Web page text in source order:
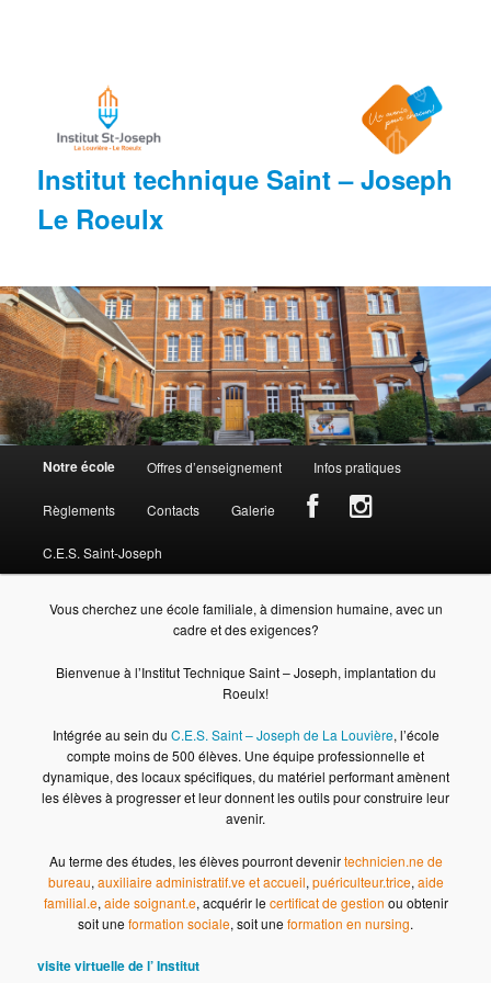
Institut technique Saint – Joseph
Le Roeulx
r
Notre école Offres d’enseignement Infos pratiques
Règlements Contacts Galerie
C.E.S. Saint-Joseph
Vous cherchez une école familiale, à dimension humaine, avec un
cadre et des exigences?
Bienvenue à l’Institut Technique Saint – Joseph, implantation du
Roeulx!
Intégrée au sein du C.E.S. Saint – Joseph de La Louvière, l’école
compte moins de 500 élèves. Une équipe professionnelle et
dynamique, des locaux spécifiques, du matériel performant amènent
les élèves à progresser et leur donnent les outils pour construire leur
avenir.
Au terme des études, les élèves pourront devenirtechnicien.ne de
bureau, auxiliaire administratif.ve et accueil, puériculteur.trice, aide
familial.e, aide soignant.e, acquérir lecertificat de gestion ou obtenir
soit uneformation sociale, soit uneformation en nursing.
visite virtuelle de l’ Institut